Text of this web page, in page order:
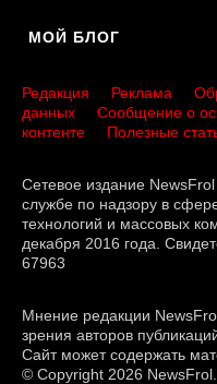
МОЙ БЛОГ
Редакция Реклама
данных
Сообщение о
контенте
Полезные
Сетевое издание
службе по надзору в
технологий и массовых
декабря 2016 года.
67963
Мнение редакции
зрения авторов
Сайт может содержать
© Copyright 2026